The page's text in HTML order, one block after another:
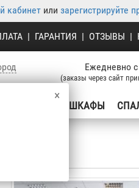
кабинетили зарегистрируйте
| ГАРАНТИЯ | ОТЗЫВЫ |
×
Ежедневно
(заказы через сайт
ШКАФЫ